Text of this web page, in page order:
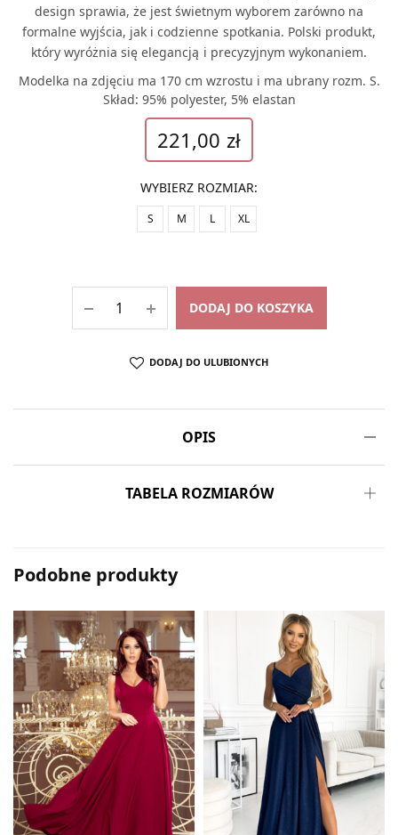
design sprawia, że jest świetnym wyborem zarówno na
formalne wyjścia, jak i codzienne spotkania. Polski produkt,
który wyróżnia się elegancją i precyzyjnym wykonaniem.
Modelka na zdjęciu ma 170 cm wzrostu i ma ubrany rozm. S.
Skład: 95% polyester, 5% elastan
221,00 zł
WYBIERZ ROZMIAR:
S M L XL
DODAJ DO KOSZYKA
DODAJ DO ULUBIONYCH
OPIS
TABELA ROZMIARÓW
Podobne produkty